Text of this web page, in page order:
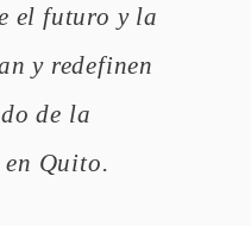
el futuro y la
y redefinen
de la
Quito.